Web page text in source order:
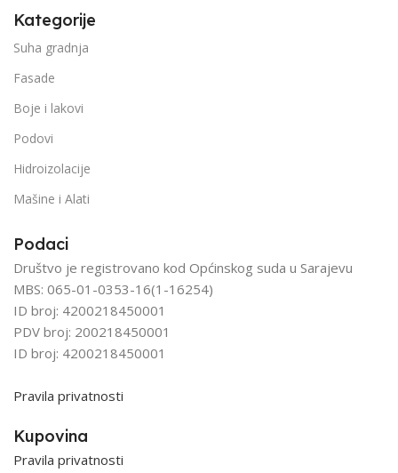
Kategorije
Suha gradnja
Fasade
Boje i lakovi
Podovi
Hidroizolacije
Mašine i Alati
Podaci
Društvo je registrovano kod Općinskog suda u Sarajevu
MBS: 065-01-0353-16(1-16254)
ID broj: 4200218450001
PDV broj: 200218450001
ID broj: 4200218450001
Pravila privatnosti
Kupovina
Pravila privatnosti